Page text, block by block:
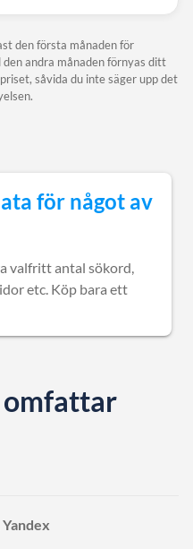
den första månaden för
den andra månaden förnyas ditt
såvida du inte säger upp det
för något av
valfritt antal sökord,
etc. Köp bara ett
omfattar